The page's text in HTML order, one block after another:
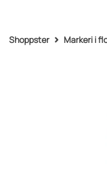
Shoppster Markeri i